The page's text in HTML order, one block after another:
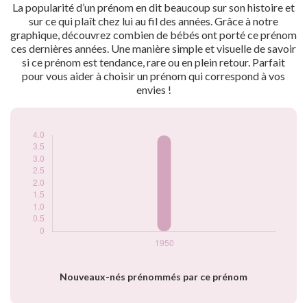
La popularité d’un prénom en dit beaucoup sur son histoire et
sur ce qui plaît chez lui au fil des années. Grâce à notre
graphique, découvrez combien de bébés ont porté ce prénom
ces dernières années. Une manière simple et visuelle de savoir
si ce prénom est tendance, rare ou en plein retour. Parfait
pour vous aider à choisir un prénom qui correspond à vos
envies !
Nouveaux-nés prénommés par ce prénom
Popularité du
prénom Marie-
josèphe par année